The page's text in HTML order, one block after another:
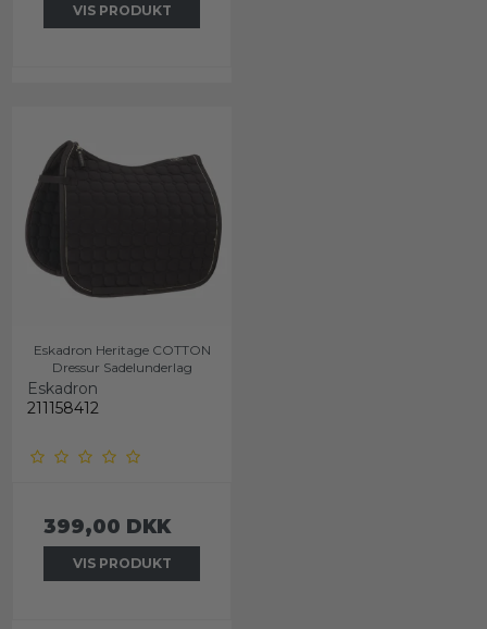
VIS PRODUKT
Eskadron Heritage COTTON
Dressur Sadelunderlag
Eskadron
211158412
399,00 DKK
VIS PRODUKT